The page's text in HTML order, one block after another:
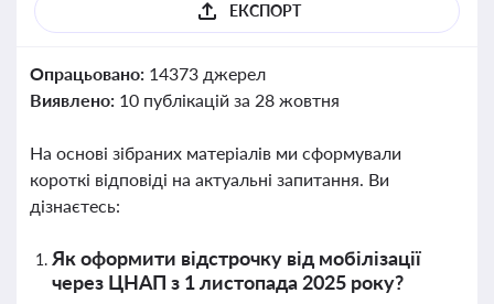
ЕКСПОРТ
Опрацьовано: 14373 джерел
Виявлено: 10 публікацій за 28 жовтня
На основі зібраних матеріалів ми сформували
короткі відповіді на актуальні запитання. Ви
дізнаєтесь:
Як оформити відстрочку від мобілізації
через ЦНАП з 1 листопада 2025 року?